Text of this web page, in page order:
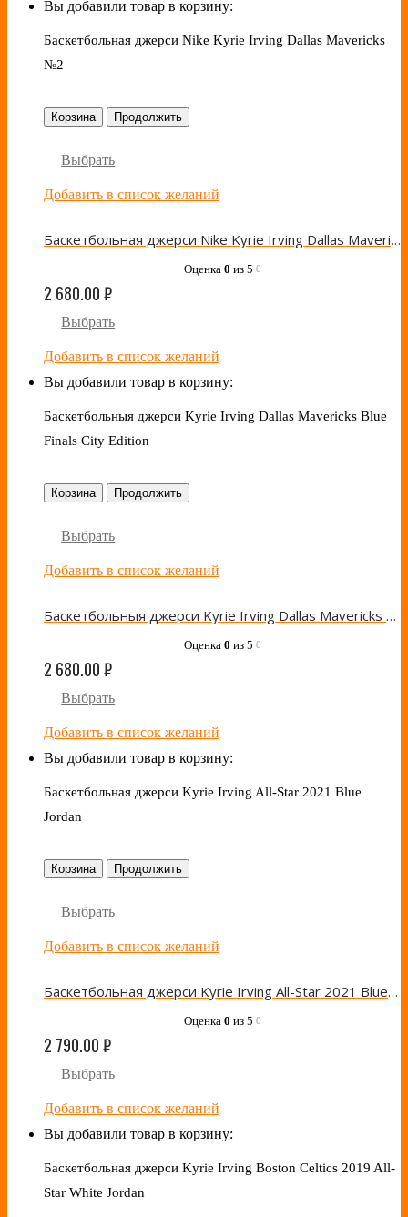
Вы добавили товар в корзину:
Баскетбольная джерси Nike Kyrie Irving Dallas Mavericks
№2
Корзина Продолжить
Выбрать
Добавить в список желаний
Баскетбольная джерси Nike Kyrie Irving Dallas Mavericks №2
Оценка 0 из 5 0
2 680.00₽
Выбрать
Добавить в список желаний
Вы добавили товар в корзину:
Баскетбольныя джерси Kyrie Irving Dallas Mavericks Blue
Finals City Edition
Корзина Продолжить
Выбрать
Добавить в список желаний
Баскетбольныя джерси Kyrie Irving Dallas Mavericks Blue Finals City Edition
Оценка 0 из 5 0
2 680.00₽
Выбрать
Добавить в список желаний
Вы добавили товар в корзину:
Баскетбольная джерси Kyrie Irving All-Star 2021 Blue
Jordan
Корзина Продолжить
Выбрать
Добавить в список желаний
Баскетбольная джерси Kyrie Irving All-Star 2021 Blue Jordan
Оценка 0 из 5 0
2 790.00₽
Выбрать
Добавить в список желаний
Вы добавили товар в корзину:
Баскетбольная джерси Kyrie Irving Boston Celtics 2019 All-
Star White Jordan